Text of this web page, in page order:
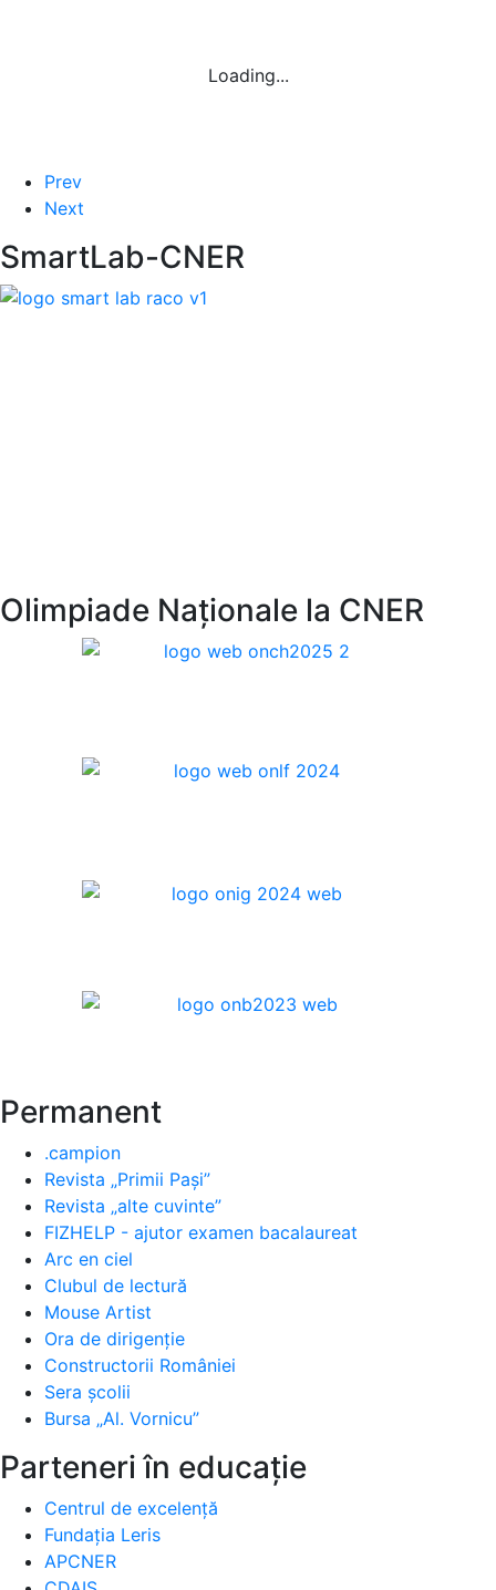
Loading...
Prev
Next
SmartLab-CNER
Olimpiade Naționale la CNER
Permanent
.campion
Revista „Primii Pași”
Revista „alte cuvinte”
FIZHELP - ajutor examen bacalaureat
Arc en ciel
Clubul de lectură
Mouse Artist
Ora de dirigenție
Constructorii României
Sera școlii
Bursa „Al. Vornicu”
Parteneri în educație
Centrul de excelență
Fundația Leris
APCNER